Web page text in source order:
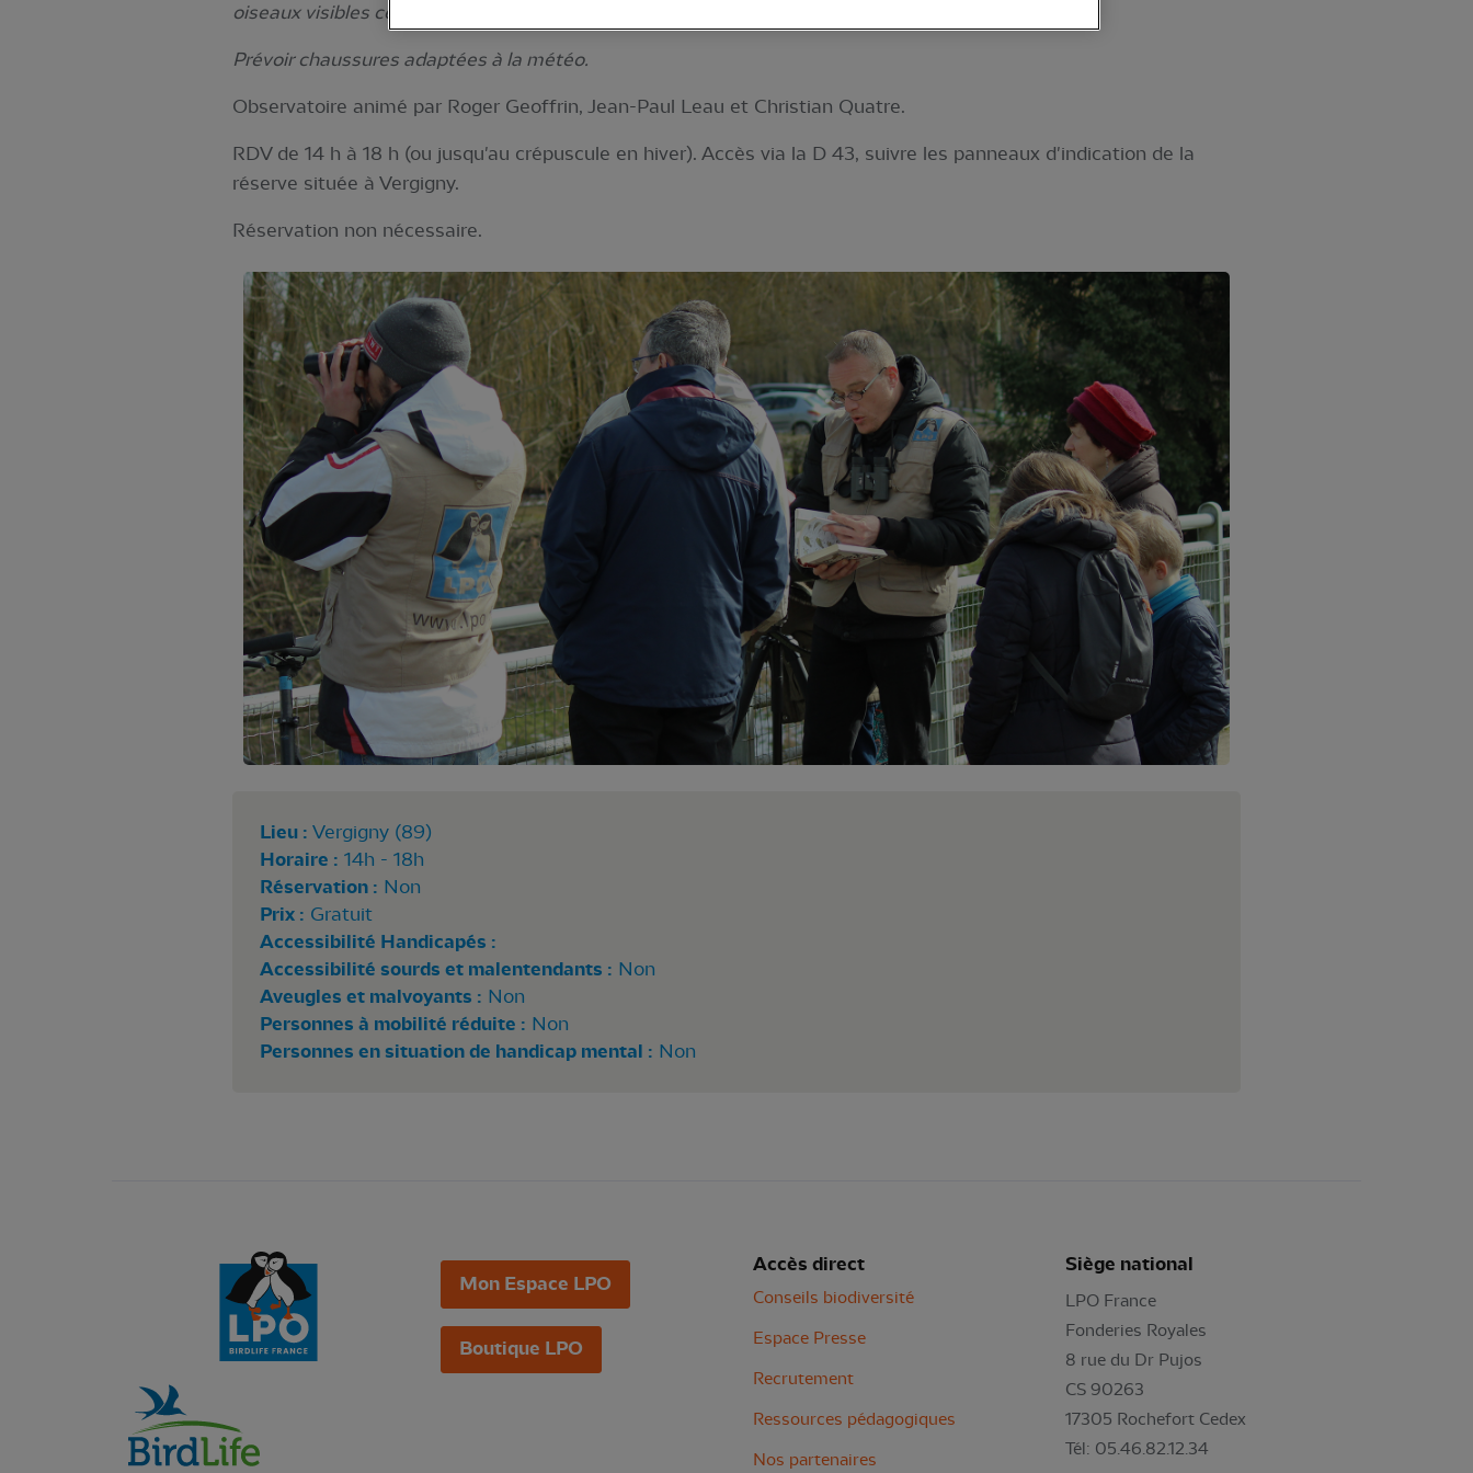
oiseaux visibles ce jour-là.
Prévoir chaussures adaptées à la météo.
Observatoire animé par Roger Geoffrin, Jean-Paul Leau et Christian Quatre.
RDV de 14 h à 18 h (ou jusqu'au crépuscule en hiver). Accès via la D 43, suivre les panneaux d'indication de la
réserve située à Vergigny.
Réservation non nécessaire.
Lieu : Vergigny (89)
Horaire : 14h - 18h
Réservation : Non
Prix : Gratuit
Accessibilité Handicapés :
Accessibilité sourds et malentendants : Non
Aveugles et malvoyants : Non
Personnes à mobilité réduite : Non
Personnes en situation de handicap mental : Non
Mon Espace LPO
Boutique LPO
Accès direct
Conseils biodiversité
Espace Presse
Recrutement
Ressources pédagogiques
Nos partenaires
Siège national
LPO France
Fonderies Royales
8 rue du Dr Pujos
CS 90263
17305 Rochefort Cedex
Tél: 05.46.82.12.34